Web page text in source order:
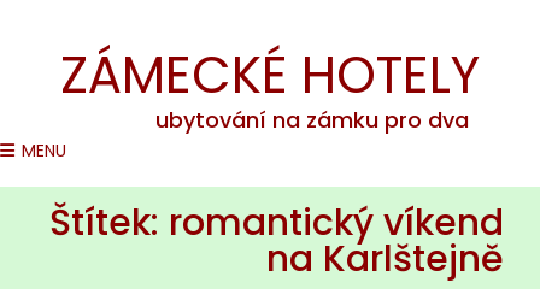
ZÁMECKÉ HOTELY
ubytování na zámku pro dva
MENU
Štítek: romantický víkend
na Karlštejně